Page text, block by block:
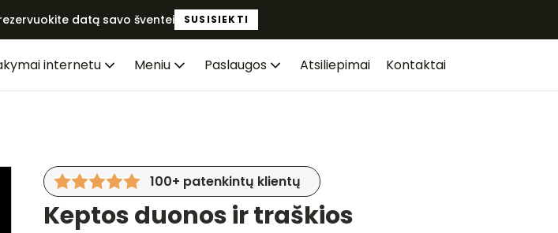
datą savo šventei SUSISIEKTI
internetu Meniu Paslaugos Atsiliepimai Kontaktai
100+ patenkintų klientų
Keptos duonos ir traškios